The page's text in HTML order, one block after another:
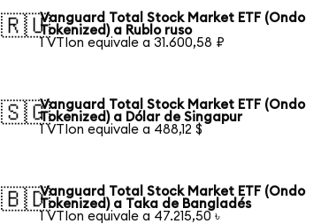
🇷🇺Vanguard Total Stock Market ETF (Ondo
Tokenized) a Rublo ruso
1 VTIon equivale a 31.600,58 ₽
🇸🇬Vanguard Total Stock Market ETF (Ondo
Tokenized) a Dólar de Singapur
1 VTIon equivale a 488,12 $
🇧🇩Vanguard Total Stock Market ETF (Ondo
Tokenized) a Taka de Bangladés
1 VTIon equivale a 47.215,50 ৳